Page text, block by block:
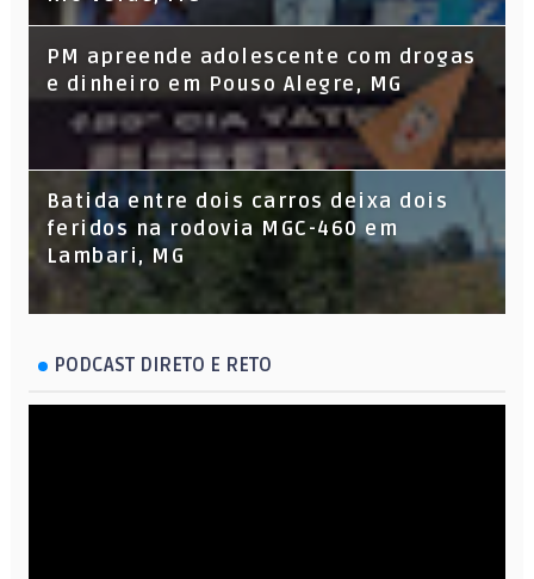
PM apreende adolescente com drogas
e dinheiro em Pouso Alegre, MG
Batida entre dois carros deixa dois
feridos na rodovia MGC-460 em
Lambari, MG
PODCAST DIRETO E RETO